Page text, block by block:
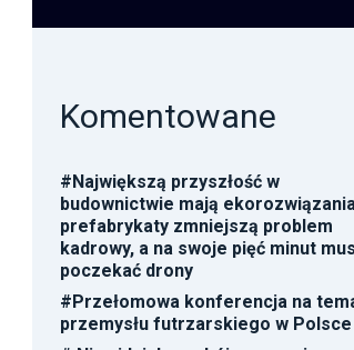
Komentowane
#Największą przyszłość w
budownictwie mają
prefabrykaty zmniejszą problem
kadrowy, a na swoje pięć minut
poczekać drony
#Przełomowa konferencja na
przemysłu futrzarskiego w Polsce